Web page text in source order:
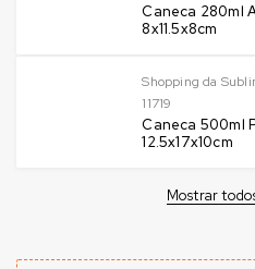
Caneca 280ml
8x11.5x8cm
Shopping da
11719
Caneca 500ml
12.5x17x10cm
Mostrar